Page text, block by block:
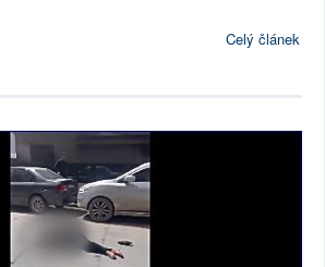
Celý článek